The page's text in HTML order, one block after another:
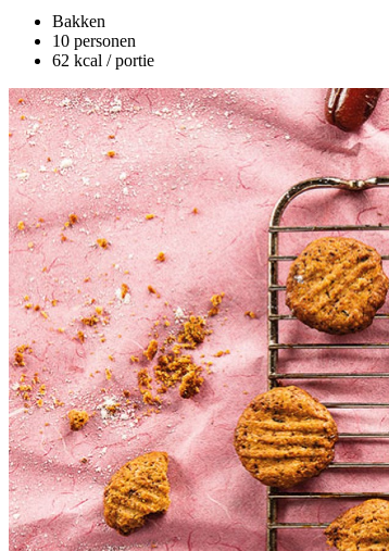
Bakken
10 personen
62 kcal / portie